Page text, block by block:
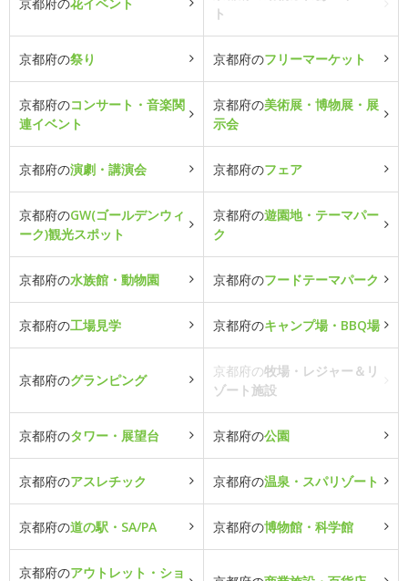
ト
京都府の祭り 京都府のフリーマーケット
京都府のコンサート・音楽関
連イベント
京都府の美術展・博物展・展
示会
京都府の演劇・講演会 京都府のフェア
京都府のGW(ゴールデンウィ
ーク)観光スポット
京都府の遊園地・テーマパー
ク
京都府の水族館・動物園 京都府のフードテーマパーク
京都府の工場見学 京都府のキャンプ場・BBQ場
京都府のグランピング
京都府の牧場・レジャー＆リ
ゾート施設
京都府のタワー・展望台 京都府の公園
京都府のアスレチック 京都府の温泉・スパリゾート
京都府の道の駅・SA/PA 京都府の博物館・科学館
京都府のアウトレット・ショ